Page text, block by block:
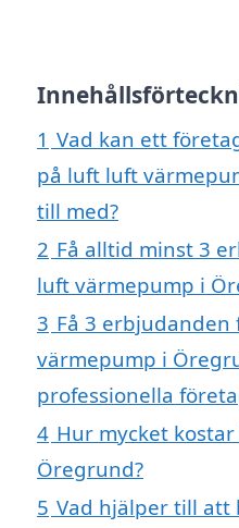
1 Vad kan ett
på luft luft
till med?
2 Få alltid minst 3
luft värmepump i
3 Få 3
värmepump i
professionella
4 Hur mycket
Öregrund?
5 Vad hjälper till att